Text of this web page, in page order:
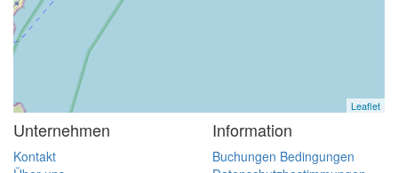
Leaflet
Unternehmen
Kontakt
Information
Buchungen Bedingungen